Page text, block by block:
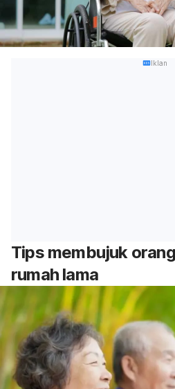
Iklan
Tips membujuk
rumah lama